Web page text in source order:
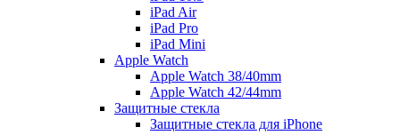
iPad Air
iPad Pro
iPad Mini
Apple Watch
Apple Watch 38/40mm
Apple Watch 42/44mm
Защитные стекла
Защитные стекла для iPhone